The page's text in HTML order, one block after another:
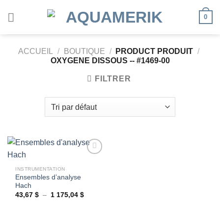
0
ACCUEIL / BOUTIQUE / PRODUCT PRODUIT /
OXYGENE DISSOUS -- #1469-00
FILTRER
Ajouter
wishlist
INSTRUMENTATION
Ensembles d’analyse
Hach
43,67$ – 1 175,04$Plage